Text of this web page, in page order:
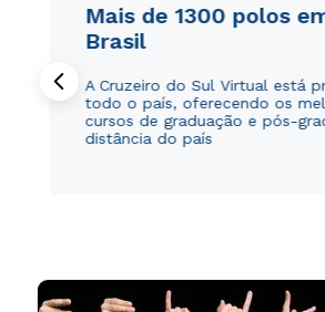
Mais de 1300 polos
Brasil
A Cruzeiro do Sul Virtual está
todo o país, oferecendo os
cursos de graduação e pós-
distância do país